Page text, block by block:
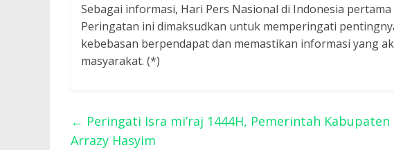
Sebagai informasi, Hari Pers Nasional di Indonesia
Peringatan ini dimaksudkan untuk memperingati
kebebasan berpendapat dan memastikan informasi yang
masyarakat. (*)
← Peringati Isra mi’raj 1444H, Pemerintah
Arrazy Hasyim